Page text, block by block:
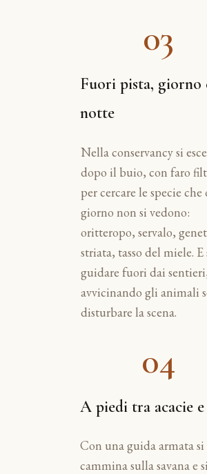
03
Fuori pista, giorno
notte
Nella conservancy si
dopo il buio, con faro
per cercare le specie che
giorno non si vedono:
oritteropo, servalo,
striata, tasso del miele. E
guidare fuori dai
avvicinando gli animali
disturbare la scena.
04
A piedi tra acacie e
Con una guida armata si
cammina sulla savana e